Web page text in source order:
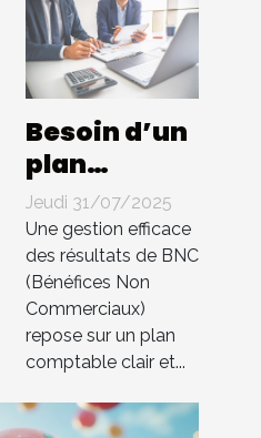
Besoin d’un
plan
comptable
pour BNC ?
Compta 4
You
s’occupe de
tout !
Jeudi 31/07/2025
Une gestion efficace
des résultats de BNC
(Bénéfices Non
Commerciaux)
repose sur un plan
comptable clair et...